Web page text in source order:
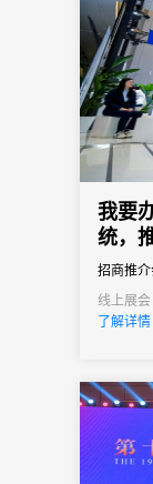
我要
统，
招商推
投资、
界500
会务系
线上展会
了解详情